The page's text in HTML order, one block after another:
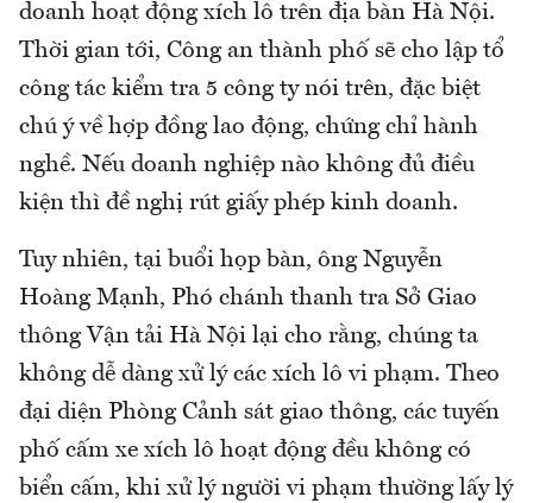
doanh hoạt động xích lô trên địa bàn Hà Nội.
Thời gian tới, Công an thành phố sẽ cho lập tổ
công tác kiểm tra 5 công ty nói trên, đặc biệt
chú ý về hợp đồng lao động, chứng chỉ hành
nghề. Nếu doanh nghiệp nào không đủ điều
kiện thì đề nghị rút giấy phép kinh doanh.
Tuy nhiên, tại buổi họp bàn, ông Nguyễn
Hoàng Mạnh, Phó chánh thanh tra Sở Giao
thông Vận tải Hà Nội lại cho rằng, chúng ta
không dễ dàng xử lý các xích lô vi phạm. Theo
đại diện Phòng Cảnh sát giao thông, các tuyến
phố cấm xe xích lô hoạt động đều không có
biển cấm, khi xử lý người vi phạm thường lấy lý